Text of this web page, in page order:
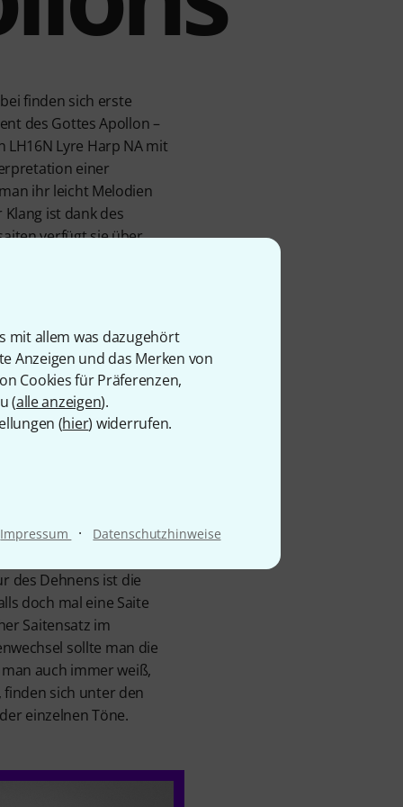
mit allem was dazugehört
Anzeigen und das Merken von
Cookies für Präferenzen,
(alle anzeigen).
(hier) widerrufen.
Impressum · Datenschutzhinweise
finden sich erste
des Gottes Apollon –
Lyre Harp NA mit
einer
ihr leicht Melodien
ist dank des
verfügt sie über
äußerst
im
man nicht, während des
leicht an den
des Dehnens ist die
doch mal eine Saite
Saitensatz im
sollte man die
auch immer weiß,
sich unter den
einzelnen Töne.